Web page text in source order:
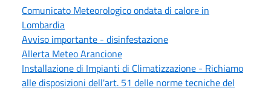
Comunicato Meteorologico ondata di calore in
Lombardia
Avviso importante - disinfestazione
Allerta Meteo Arancione
Installazione di Impianti di Climatizzazione - Richiamo
alle disposizioni dell'art. 51 delle norme tecniche del